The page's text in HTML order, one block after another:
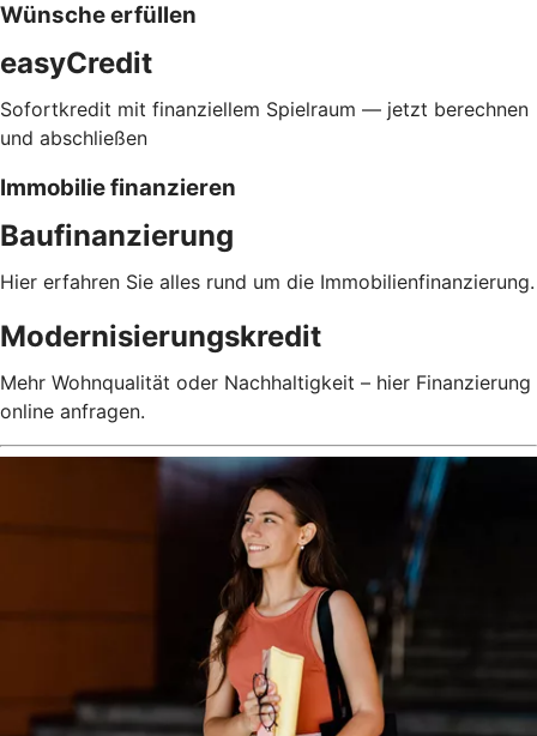
Wünsche erfüllen
easyCredit
Sofortkredit mit finanziellem Spielraum — jetzt berechnen
und abschließen
Immobilie finanzieren
Baufinanzierung
Hier erfahren Sie alles rund um die Immobilienfinanzierung.
Modernisierungskredit
Mehr Wohnqualität oder Nachhaltigkeit – hier Finanzierung
online anfragen.